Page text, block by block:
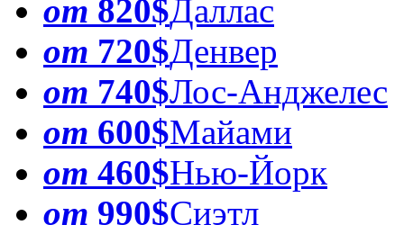
от 820$Даллас
от 720$Денвер
от 740$Лос-Анджелес
от 600$Майами
от 460$Нью-Йорк
от 990$Сиэтл